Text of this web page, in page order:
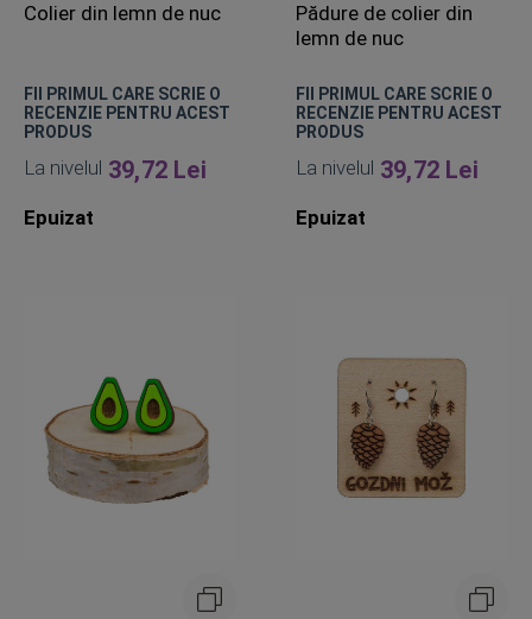
Colier din lemn de nuc
FII PRIMUL CARE SCRIE O
RECENZIE PENTRU ACEST
PRODUS
La nivelul 39,72 Lei
Epuizat
Pădure de colier din
lemn de nuc
FII PRIMUL CARE SCRIE O
RECENZIE PENTRU ACEST
PRODUS
La nivelul 39,72 Lei
Epuizat